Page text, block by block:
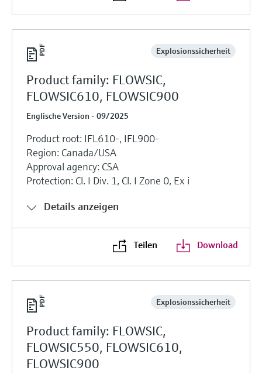
Explosionssicherheit
Product family: FLOWSIC,
FLOWSIC610, FLOWSIC900
Englische Version - 09/2025
Product root: IFL610-, IFL900-
Region: Canada/USA
Approval agency: CSA
Protection: Cl. I Div. 1, Cl. I Zone 0, Ex i
Details anzeigen
Teilen Download
Explosionssicherheit
Product family: FLOWSIC,
FLOWSIC550, FLOWSIC610,
FLOWSIC900